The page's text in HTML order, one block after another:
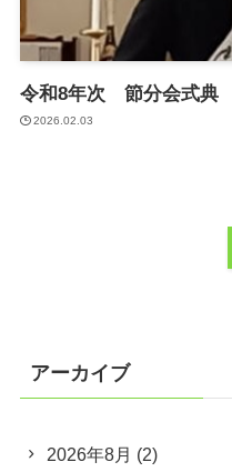
令和8年次 節分会式典
2026.02.03
アーカイブ
2026年8月 (2)